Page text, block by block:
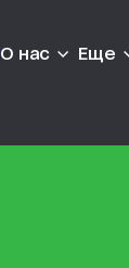
О нас Еще